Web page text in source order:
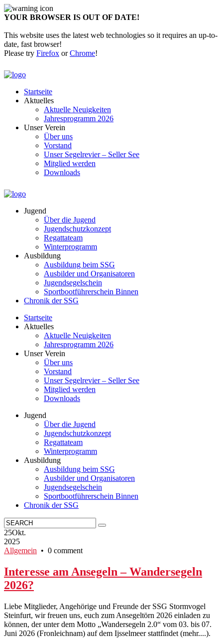
YOUR BROWSER IS OUT OF DATE!
This website uses the latest web technologies so it requires an up-to-
date, fast browser!
Please try Firefox orChrome!
Startseite
Aktuelles
Aktuelle Neuigkeiten
Jahresprogramm 2026
Unser Verein
Über uns
Vorstand
Unser Segelrevier – Seller See
Mitglied werden
Downloads
Jugend
Über die Jugend
Jugendschutzkonzept
Regattateam
Winterprogramm
Ausbildung
Ausbildung beim SSG
Ausbilder und Organisatoren
Jugendsegelschein
Sportbootführerschein Binnen
Chronik der SSG
Startseite
Aktuelles
Aktuelle Neuigkeiten
Jahresprogramm 2026
Unser Verein
Über uns
Vorstand
Unser Segelrevier – Seller See
Mitglied werden
Downloads
Jugend
Über die Jugend
Jugendschutzkonzept
Regattateam
Winterprogramm
Ausbildung
Ausbildung beim SSG
Ausbilder und Organisatoren
Jugendsegelschein
Sportbootführerschein Binnen
Chronik der SSG
25Okt.
2025
Allgemein • 0 comment
Interesse am Ansegeln – Wandersegeln
2026?
Liebe Mitglieder, Angehörige und Freunde der SSG Stormvogel
Steinfurt, wir freuen uns, euch zum Ansegeltörn 2026 einladen zu
können, der unter dem Motto „Wandersegeln 2.0“ vom 03. bis 07.
Juni 2026 (Fronleichnam) auf dem Ijsselmeer stattfindet (mehr....).